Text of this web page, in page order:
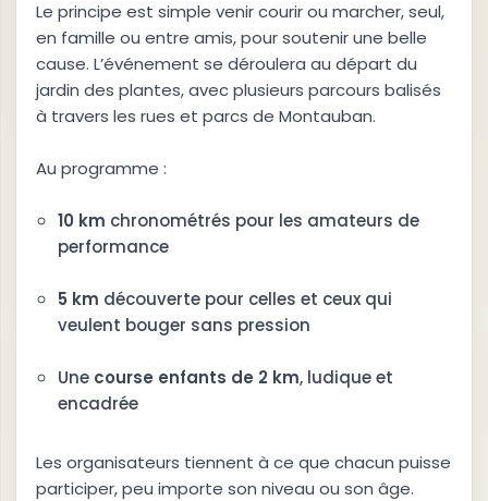
Le principe est simple venir courir ou marcher, seul,
en famille ou entre amis, pour soutenir une belle
cause. L’événement se déroulera au départ du
jardin des plantes, avec plusieurs parcours balisés
à travers les rues et parcs de Montauban.
Au programme :
10 km chronométrés pour les amateurs de
performance
5 km découverte pour celles et ceux qui
veulent bouger sans pression
Une course enfants de 2 km, ludique et
encadrée
Les organisateurs tiennent à ce que chacun puisse
participer, peu importe son niveau ou son âge.